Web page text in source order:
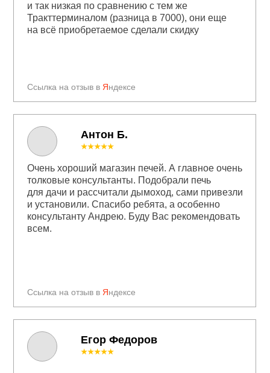
Антон Б.
Ссылка на отзыв в Яндексе
и так низкая по сравнению с тем же
Тракттерминалом (разница в 7000), они еще
на всё приобретаемое сделали скидку
Ссылка на отзыв в Яндексе
★★★★★
Очень хороший магазин печей. А главное очень
толковые консультанты. Подобрали печь
для дачи и рассчитали дымоход, сами привезли
и установили. Спасибо ребята, а особенно
консультанту Андрею. Буду Вас рекомендовать
всем.
Егор Федоров
★★★★★